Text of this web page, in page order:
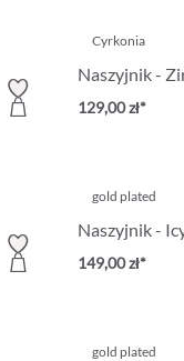
Cyrkonia
Naszyjnik -
129,00 zł*
gold plated
Naszyjnik -
149,00 zł*
gold plated